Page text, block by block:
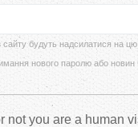
сайту будуть надсилатися на
нового паролю або
not you are a human